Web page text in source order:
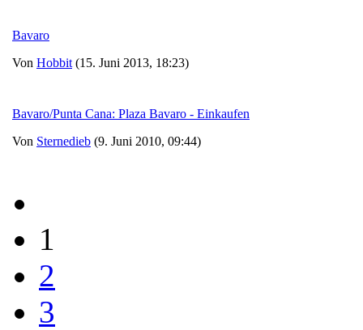
Bavaro
Von Hobbit (15. Juni 2013, 18:23)
Bavaro/Punta Cana: Plaza Bavaro - Einkaufen
Von Sternedieb (9. Juni 2010, 09:44)
1
2
3